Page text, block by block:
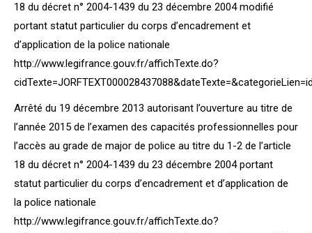
18 du décret n° 2004-1439 du 23 décembre 2004 modifié
portant statut particulier du corps d’encadrement et
d’application de la police nationale
http://www.legifrance.gouv.fr/affichTexte.do?
Arrêté du 19 décembre 2013 autorisant l’ouverture au titre de
l’année 2015 de l’examen des capacités professionnelles pour
l’accès au grade de major de police au titre du 1-2 de l’article
18 du décret n° 2004-1439 du 23 décembre 2004 portant
statut particulier du corps d’encadrement et d’application de
la police nationale
http://www.legifrance.gouv.fr/affichTexte.do?